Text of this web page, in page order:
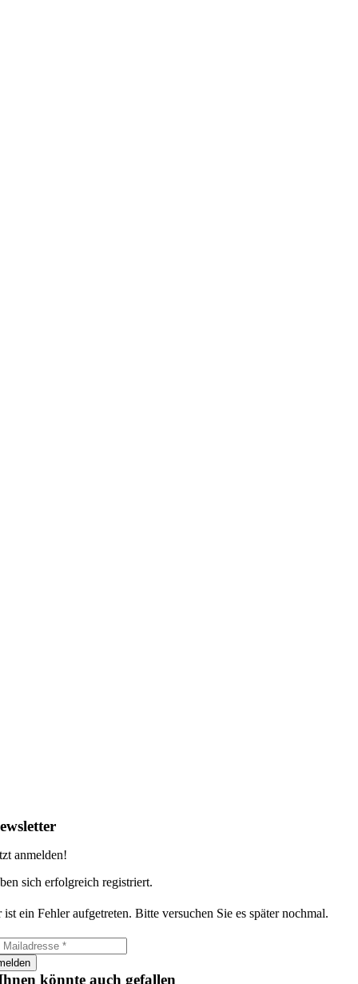
anmelden!
sich erfolgreich registriert.
ist ein Fehler aufgetreten. Bitte versuchen Sie es später nochmal.
könnte auch gefallen